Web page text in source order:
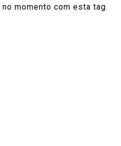
momento com esta tag.